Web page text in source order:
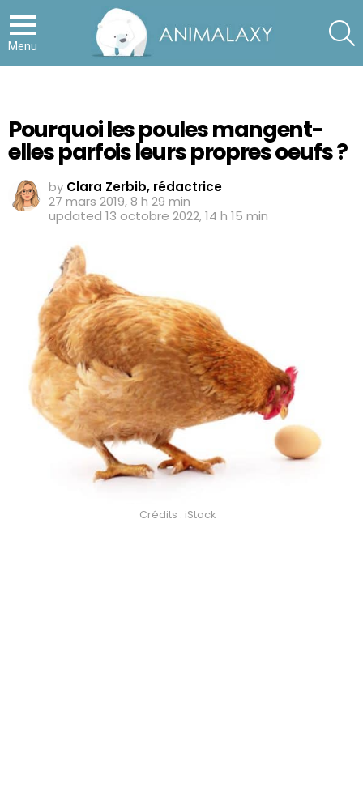
Menu
Pourquoi les poules mangent-
elles parfois leurs propres oeufs ?
by Clara Zerbib, rédactrice
27 mars 2019, 8 h 29 min
updated 13 octobre 2022, 14 h 15 min
Crédits : iStock